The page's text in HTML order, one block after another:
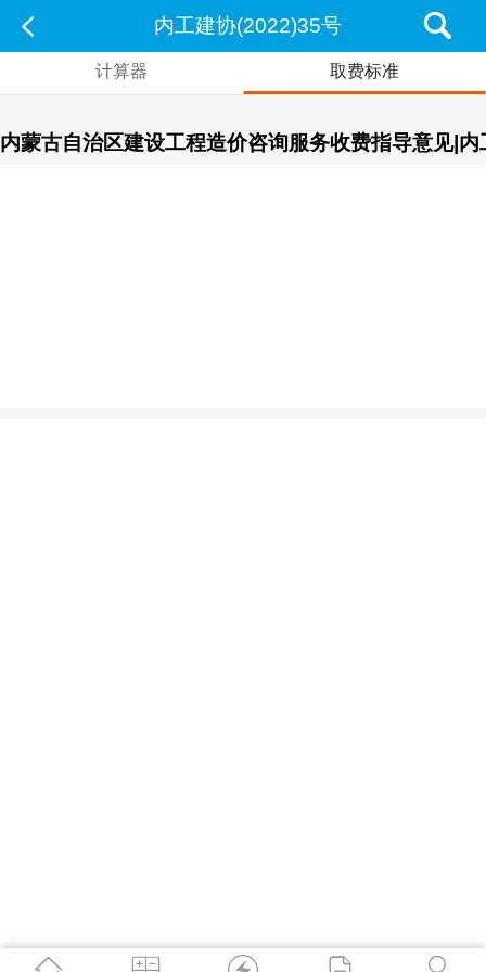
内工建协(2022)35号
计算器 取费标准
内蒙古自治区建设工程造价咨询服务收费指导意见|